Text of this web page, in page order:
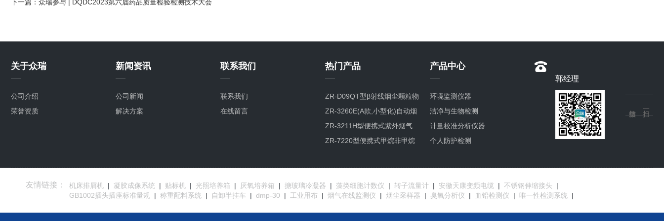
下一篇： 众瑞参与 | DQDC2023第六届药品质量检验检测技术大会
关于众瑞
公司介绍
荣誉资质
新闻资讯
公司新闻
解决方案
联系我们
联系我们
在线留言
热门产品
ZR-D09QT型β射线烟尘颗粒物
检测仪
ZR-3260E(A款,小型化)自动烟
尘烟气测试仪
ZR-3211H型便携式紫外烟气
综合分析仪
ZR-7220型便携式甲烷非甲烷
产品中心
环境监测仪器
洁净与生物检测
计量校准分析仪器
个人防护检测
郭经理
友情链接： 机床排屑机 | 凝胶成像系统 | 贴标机 | 光照培养箱 | 厌氧培养箱 | 搪玻璃冷凝器 | 藻类细胞计数仪 | 转子流量计 | 安徽天康变频电缆 | 不锈钢伸缩接头
|
GB1002插头插座标准量规 | 称重配料系统 | 自卸半挂车 | dmp-30 | 工业用布 | 烟气在线监测仪 | 烟尘采样器 | 臭氧分析仪 | 血铅检测仪 | 唯一性检测系统 |